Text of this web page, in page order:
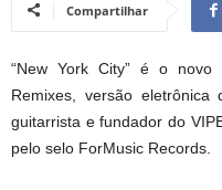
Compartilhar
“New York City” é o novo
Remixes, versão
guitarrista e fundador do
pelo selo ForMusic Records.